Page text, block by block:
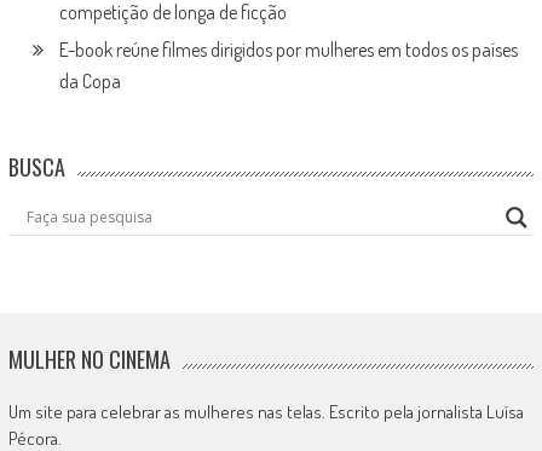
competição de longa de ficção
E-book reúne filmes dirigidos por mulheres em todos os países
da Copa
BUSCA
MULHER NO CINEMA
Um site para celebrar as mulheres nas telas. Escrito pela jornalista Luísa
Pécora.